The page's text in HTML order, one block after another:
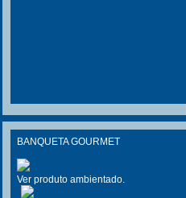
BANQUETA GOURMET
Ver produto ambientado.